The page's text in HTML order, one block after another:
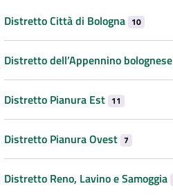
Distretto Città di Bologna 10
Distretto dell’Appennino bolognese
Distretto Pianura Est 11
Distretto Pianura Ovest 7
Distretto Reno, Lavino e Samoggia